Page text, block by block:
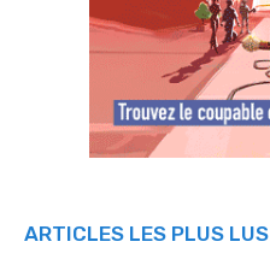
ARTICLES LES PLUS LUS